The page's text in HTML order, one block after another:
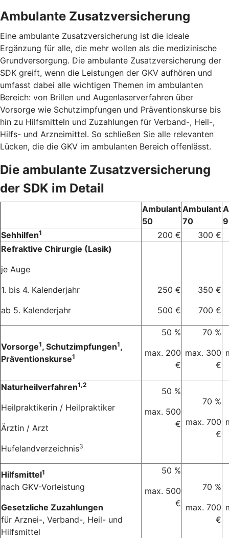
Ambulante Zusatzversicherung
Eine ambulante Zusatzversicherung ist die ideale
Ergänzung für alle, die mehr wollen als die medizinische
Grundversorgung. Die ambulante Zusatzversicherung der
SDK greift, wenn die Leistungen der GKV aufhören und
umfasst dabei alle wichtigen Themen im ambulanten
Bereich: von Brillen und Augenlaserverfahren über
Vorsorge wie Schutzimpfungen und Präventionskurse bis
hin zu Hilfsmitteln und Zuzahlungen für Verband-, Heil-,
Hilfs- und Arzneimittel. So schließen Sie alle relevanten
Lücken, die die GKV im ambulanten Bereich offenlässt.
Die ambulante Zusatzversicherung
der SDK im Detail
Ambulant
50
Ambulant
70
Sehhilfen1 200 €
300 €
Refraktive Chirurgie (Lasik)
je Auge
1. bis 4. Kalenderjahr
ab 5. Kalenderjahr
250 €
500 €
350 €
700 €
Vorsorge1, Schutzimpfungen1,
Präventionskurse1
50 %
max. 200
€
70 %
max. 300
€
Naturheilverfahren1,2
Heilpraktikerin / Heilpraktiker
Ärztin / Arzt
Hufelandverzeichnis3
50 %
max. 500
€
70 %
max. 700
€
Hilfsmittel1
nach GKV-Vorleistung
Gesetzliche Zuzahlungen
für Arznei-, Verband-, Heil- und
Hilfsmittel
50 %
max. 500
€
70 %
max. 700
€